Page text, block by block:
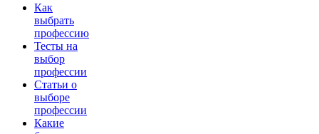
Как
выбрать
профессию
Тесты на
выбор
профессии
Статьи о
выборе
профессии
Какие